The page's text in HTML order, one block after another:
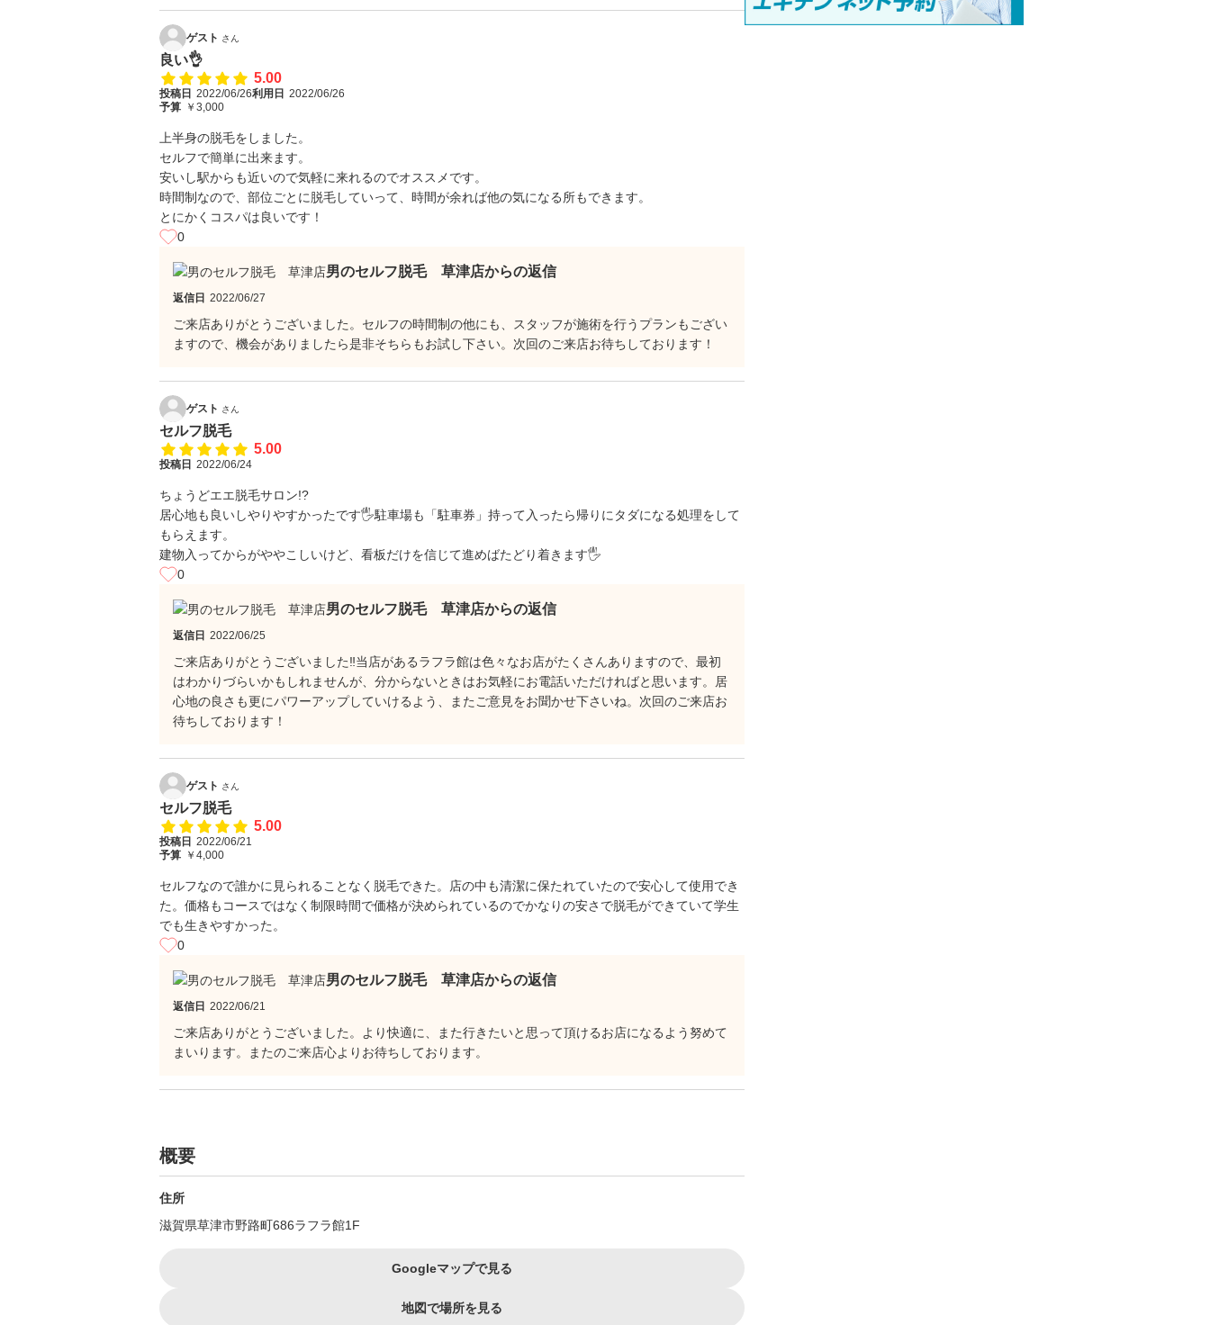
ゲスト さん
良い👌
5.00
投稿日 2022/06/26利用日 2022/06/26
予算 ￥3,000
上半身の脱毛をしました。
セルフで簡単に出来ます。
安いし駅からも近いので気軽に来れるのでオススメです。
時間制なので、部位ごとに脱毛していって、時間が余れば他の気になる所もできます。
とにかくコスパは良いです！
0
男のセルフ脱毛 草津店からの返信
返信日 2022/06/27
ご来店ありがとうございました。セルフの時間制の他にも、スタッフが施術を行うプランもござい
ますので、機会がありましたら是非そちらもお試し下さい。次回のご来店お待ちしております！
ゲスト さん
セルフ脱毛
5.00
投稿日 2022/06/24
ちょうどエエ脱毛サロン!?
居心地も良いしやりやすかったです🖐駐車場も「駐車券」持って入ったら帰りにタダになる処理をして
もらえます。
建物入ってからがややこしいけど、看板だけを信じて進めばたどり着きます🖐
0
男のセルフ脱毛 草津店からの返信
返信日 2022/06/25
ご来店ありがとうございました‼当店があるラフラ館は色々なお店がたくさんありますので、最初
はわかりづらいかもしれませんが、分からないときはお気軽にお電話いただければと思います。居
心地の良さも更にパワーアップしていけるよう、またご意見をお聞かせ下さいね。次回のご来店お
待ちしております！
ゲスト さん
セルフ脱毛
5.00
投稿日 2022/06/21
予算 ￥4,000
セルフなので誰かに見られることなく脱毛できた。店の中も清潔に保たれていたので安心して使用でき
た。価格もコースではなく制限時間で価格が決められているのでかなりの安さで脱毛ができていて学生
でも生きやすかった。
0
男のセルフ脱毛 草津店からの返信
返信日 2022/06/21
ご来店ありがとうございました。より快適に、また行きたいと思って頂けるお店になるよう努めて
まいります。またのご来店心よりお待ちしております。
概要
住所
滋賀県草津市野路町686ラフラ館1F
Googleマップで見る
地図で場所を見る